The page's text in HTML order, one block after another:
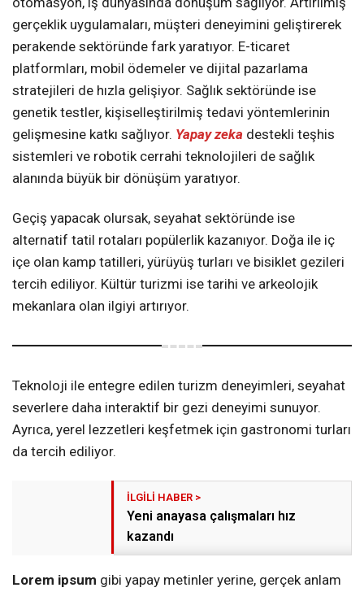
gerçeklik uygulamaları, müşteri deneyimini geliştirerek
perakende sektöründe fark yaratıyor. E-ticaret
platformları, mobil ödemeler ve dijital pazarlama
stratejileri de hızla gelişiyor. Sağlık sektöründe ise
genetik testler, kişiselleştirilmiş tedavi yöntemlerinin
gelişmesine katkı sağlıyor. Yapay zeka destekli teşhis
sistemleri ve robotik cerrahi teknolojileri de sağlık
alanında büyük bir dönüşüm yaratıyor.
Geçiş yapacak olursak, seyahat sektöründe ise
alternatif tatil rotaları popülerlik kazanıyor. Doğa ile iç
içe olan kamp tatilleri, yürüyüş turları ve bisiklet gezileri
tercih ediliyor. Kültür turizmi ise tarihi ve arkeolojik
mekanlara olan ilgiyi artırıyor.
Teknoloji ile entegre edilen turizm deneyimleri, seyahat
severlere daha interaktif bir gezi deneyimi sunuyor.
Ayrıca, yerel lezzetleri keşfetmek için gastronomi turları
da tercih ediliyor.
Yeni anayasa çalışmaları hız
kazandı
Lorem ipsum gibi yapay metinler yerine, gerçek anlam